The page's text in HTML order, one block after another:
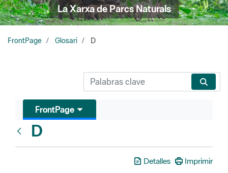
La Xarxa de Parcs Naturals
FrontPage Glosari D
FrontPage
D
Detalles Imprimir